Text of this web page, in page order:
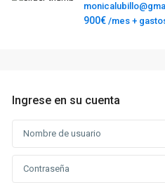
900€ /mes +
Ingrese en su cuenta